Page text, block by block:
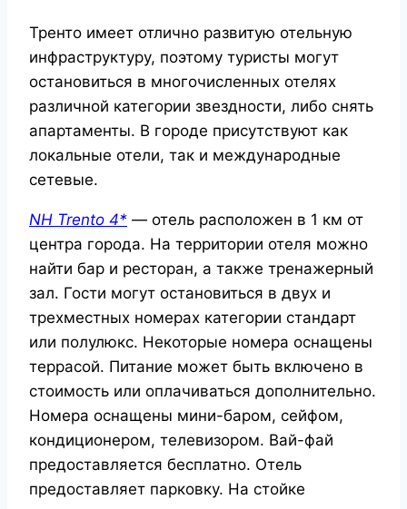
Тренто имеет отлично развитую отельную
инфраструктуру, поэтому туристы могут
остановиться в многочисленных отелях
различной категории звездности, либо снять
апартаменты. В городе присутствуют как
локальные отели, так и международные
сетевые.
NH Trento 4* — отель расположен в 1 км от
центра города. На территории отеля можно
найти бар и ресторан, а также тренажерный
зал. Гости могут остановиться в двух и
трехместных номерах категории стандарт
или полулюкс. Некоторые номера оснащены
террасой. Питание может быть включено в
стоимость или оплачиваться дополнительно.
Номера оснащены мини-баром, сейфом,
кондиционером, телевизором. Вай-фай
предоставляется бесплатно. Отель
предоставляет парковку. На стойке